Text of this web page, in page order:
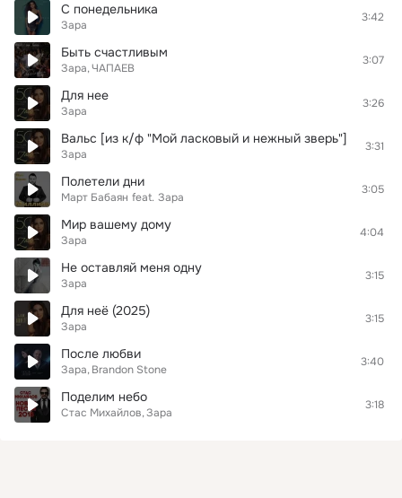
С понедельника
Зара
3:42
Быть счастливым
Зара ЧАПАЕВ
3:07
Для нее
Зара
3:26
Вальс [из к/ф "Мой ласковый и нежный зверь"]
Зара
3:31
Полетели дни
Март Бабаян feat. Зара
3:05
Мир вашему дому
Зара
4:04
Не оставляй меня одну
Зара
3:15
Для неё (2025)
Зара
3:15
После любви
Зара Brandon Stone
3:40
Поделим небо
Стас Михайлов Зара
3:18